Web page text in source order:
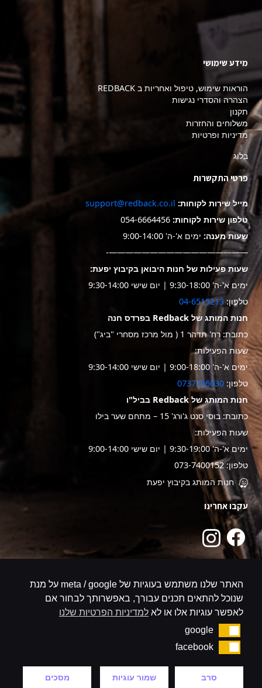
מידע שימושי
הוראות שימוש, טיפול ואחריות ב REDBACK
הצהרה והסדרי נגישות
תקנון
משלוחים והחזרות
מדיניות ופרטיות
בלוג
פרטי התקשרות
מייל שירות לקוחות: support@redback.co.il
טלפון שירות לקוחות: 054-6664456
שעות מענה: ימים א'-ה' 9:00-14:00
—————————————————-
שעות פעילות של חנות היבואן בקיבוץ יפעת:
ימים א'-ה' 9:30-18:00 | יום שישי 9:30-14:00
טלפון: 04-6515213
חנות המותג של Redback בפרדס חנה
כתובת: רח' תדהר 1 ( מול מרכז מסחרי "ביג")
שעות הפעילות:
ימים א'-ה' 9:00-18:00 | יום שישי 9:30-14:00
טלפון: 0737256030
חנות המותג של Redback בביל"ו
כתובת: בוסי סנט ג'ורג' 15 – מתחם שער בילו
שעות הפעילות:
ימים א'-ה' 9:30-19:00 | יום שישי 9:00-14:00
טלפון: 073-7400152
חנות המותג בקיבוץ יפעת
עקבו אחרינו
קניה באתר מאובטח
האתר שלנו משתמש בעוגיות של meta / google על מנת
שנוכל להתאים תכנים עבורך, באפשרותך לבחור אם
לאפשר עוגיות אלו או לא למדיניות הפרטיות שלנו
google
google
facebook
facebook
סרב שמור עוגיות מסכים